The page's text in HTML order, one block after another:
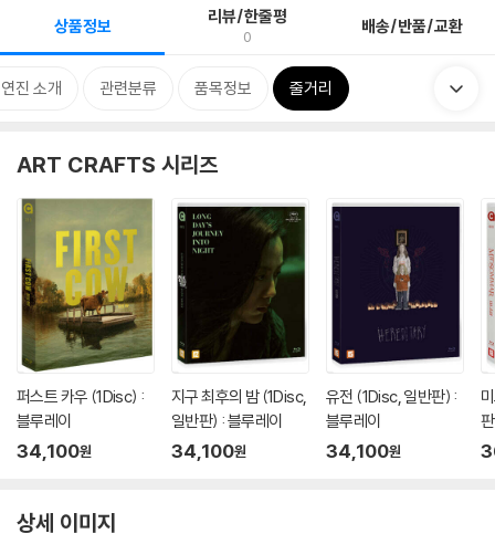
상품정보 리뷰/한줄평
0 배송/반품/교환
진 소개 관련분류 품목정보 줄거리
ART CRAFTS 시리즈
퍼스트 카우 (1Disc) :
블루레이
34,100원
지구 최후의 밤 (1Disc,
일반판) : 블루레이
34,100원
유전 (1Disc, 일반판) :
블루레이
34,100원
상세 이미지